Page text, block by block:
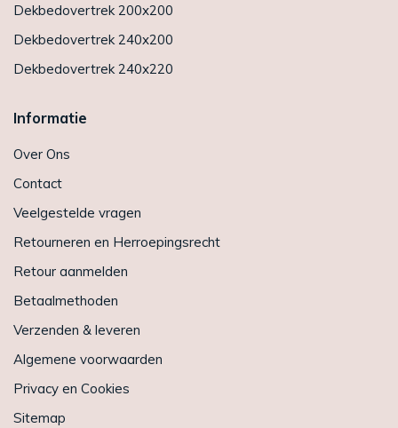
Dekbedovertrek 200x200
Dekbedovertrek 240x200
Dekbedovertrek 240x220
Informatie
Over Ons
Contact
Veelgestelde vragen
Retourneren en Herroepingsrecht
Retour aanmelden
Betaalmethoden
Verzenden & leveren
Algemene voorwaarden
Privacy en Cookies
Sitemap